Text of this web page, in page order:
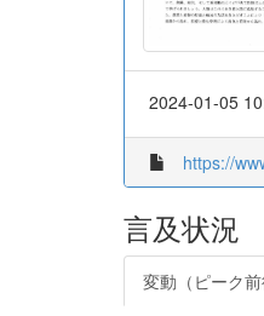
2024-01-05
https://
言及状況
変動（ピーク前